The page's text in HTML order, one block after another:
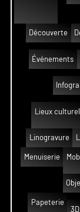
Découverte
Événements
Lieux
Linogravure
Menuiserie
Papeterie
3D